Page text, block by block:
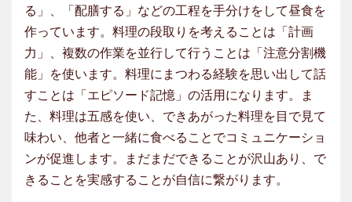
る」、「配膳する」などの工程を手分けをして昼食を
作っています。料理の段取りを考えることは「計画
力」、複数の作業を並行して行うことは「注意分割機
能」を使います。料理にまつわる経験を思い出して話
すことは「エピソード記憶」の活用になります。ま
た、料理は五感を使い、できあがった料理を目で見て
味わい、他者と一緒に食べることでコミュニケーショ
ンが促進します。まだまだできることが沢山あり、で
きることを実感することが自信に繋がります。